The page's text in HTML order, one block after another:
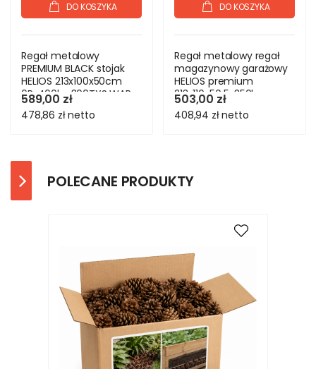
DO KOSZYKA
Regał metalowy
PREMIUM BLACK stojak
HELIOS 213x100x50cm
6Px400kg 300TYS WAR
589,00 zł
478,86 złnetto
DO KOSZYKA
Regał metalowy regał
magazynowy garażowy
HELIOS premium
213x110x50 5x350kg
503,00 zł
408,94 złnetto
POLECANE PRODUKTY